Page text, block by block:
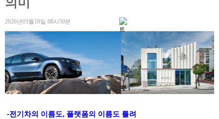
2026년03월18일 08시50분
-전기차의 이름도, 플랫폼의 이름도 틀려